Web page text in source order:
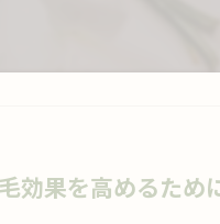
効果を高めるため